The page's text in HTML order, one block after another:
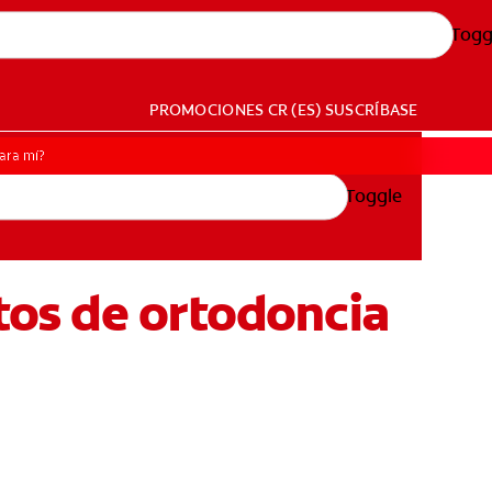
PROMOCIONES CR (ES) SUSCRÍBASE
Toggle
mí?
de ortodoncia